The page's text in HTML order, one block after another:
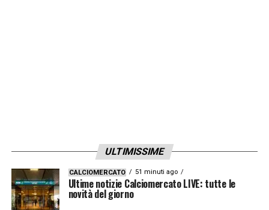
individuato in Davide Ancelotti il profilo
di Carlo Ancelotti intriga molto la dirigenza
toscana: giovane, preparato e abituato a
ULTIMISSIME
CALCIOMERCATO 51 minuti ago
Ultime notizie Calciomercato LIVE: tutte le
novità del giorno